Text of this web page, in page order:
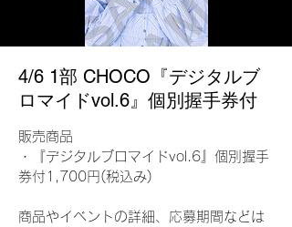
4/6 1部 CHOCO『デジタルブ
ロマイドvol.6』個別握手券付
販売商品
・『デジタルブロマイドvol.6』個別握手
券付1,700円(税込み)
商品やイベントの詳細、応募期間などは